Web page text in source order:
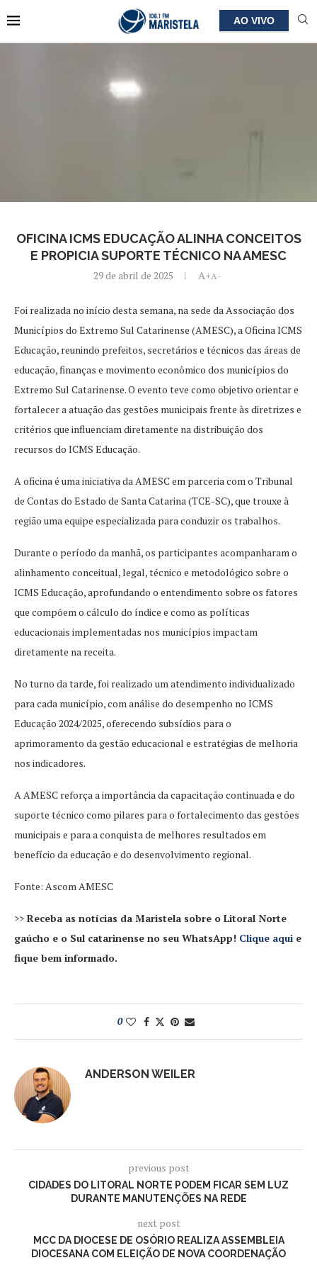
AO VIVO
OFICINA ICMS EDUCAÇÃO ALINHA CONCEITOS
E PROPICIA SUPORTE TÉCNICO NA AMESC
29 de abril de 2025 A+A-
Foi realizada no início desta semana, na sede da Associação dos
Municípios do Extremo Sul Catarinense (AMESC), a Oficina ICMS
Educação, reunindo prefeitos, secretários e técnicos das áreas de
educação, finanças e movimento econômico dos municípios do
Extremo Sul Catarinense. O evento teve como objetivo orientar e
fortalecer a atuação das gestões municipais frente às diretrizes e
critérios que influenciam diretamente na distribuição dos
recursos do ICMS Educação.
A oficina é uma iniciativa da AMESC em parceria com o Tribunal
de Contas do Estado de Santa Catarina (TCE-SC), que trouxe à
região uma equipe especializada para conduzir os trabalhos.
Durante o período da manhã, os participantes acompanharam o
alinhamento conceitual, legal, técnico e metodológico sobre o
ICMS Educação, aprofundando o entendimento sobre os fatores
que compõem o cálculo do índice e como as políticas
educacionais implementadas nos municípios impactam
diretamente na receita.
No turno da tarde, foi realizado um atendimento individualizado
para cada município, com análise do desempenho no ICMS
Educação 2024/2025, oferecendo subsídios para o
aprimoramento da gestão educacional e estratégias de melhoria
nos indicadores.
A AMESC reforça a importância da capacitação continuada e do
suporte técnico como pilares para o fortalecimento das gestões
municipais e para a conquista de melhores resultados em
benefício da educação e do desenvolvimento regional.
Fonte: Ascom AMESC
>> Receba as notícias da Maristela sobre o Litoral Norte
gaúcho e o Sul catarinense no seu WhatsApp! Clique aqui e
fique bem informado.
0
ANDERSON WEILER
previous post
CIDADES DO LITORAL NORTE PODEM FICAR SEM LUZ
DURANTE MANUTENÇÕES NA REDE
next post
MCC DA DIOCESE DE OSÓRIO REALIZA ASSEMBLEIA
DIOCESANA COM ELEIÇÃO DE NOVA COORDENAÇÃO